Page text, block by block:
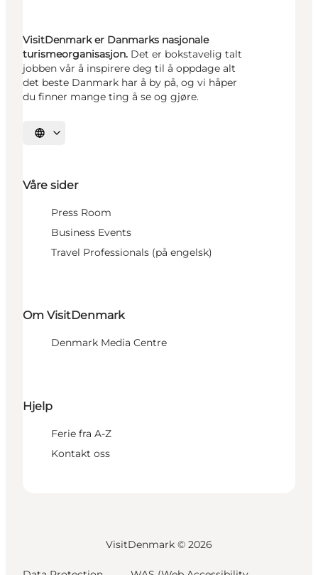
VisitDenmark er Danmarks nasjonale
turismeorganisasjon. Det er bokstavelig talt
jobben vår å inspirere deg til å oppdage alt
det beste Danmark har å by på, og vi håper
du finner mange ting å se og gjøre.
Velg språk
Våre sider
Press Room
Business Events
Travel Professionals (på engelsk)
Om VisitDenmark
Denmark Media Centre
Hjelp
Ferie fra A-Z
Kontakt oss
VisitDenmark © 2026